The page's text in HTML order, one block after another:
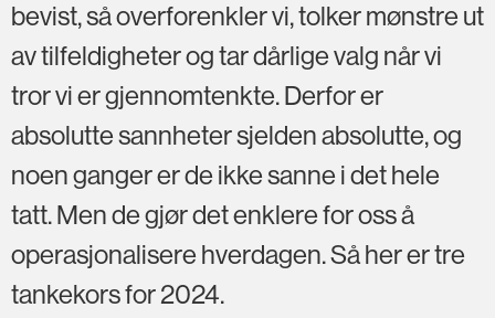
bevist, så overforenkler vi, tolker mønstre ut
av tilfeldigheter og tar dårlige valg når vi
tror vi er gjennomtenkte. Derfor er
absolutte sannheter sjelden absolutte, og
noen ganger er de ikke sanne i det hele
tatt. Men de gjør det enklere for oss å
operasjonalisere hverdagen. Så her er tre
tankekors for 2024.